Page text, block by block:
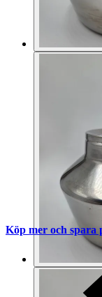
Köp mer och spara